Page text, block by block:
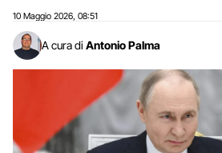
10 Maggio 2026 08:51
A cura di Antonio Palma